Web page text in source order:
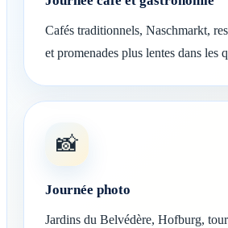
Cafés traditionnels, Naschmarkt,
et promenades plus lentes dans les
📸
Journée photo
Jardins du Belvédère, Hofburg,